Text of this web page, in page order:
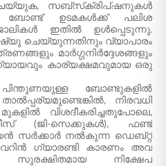
സബ്‌സ്‌ക്രിപ്‌ഷനുകൾ
ഉടമകൾക്ക് പലിശ
ഇതിൽ ഉൾപ്പെടുന്നു.
ചെയ്യുന്നതിനും വ്യാപാരം
മാർഗ്ഗനിർദ്ദേശങ്ങളും
കാര്യക്ഷമവുമായ ഒരു
ബോണ്ടുകളിൽ
നിരവധി
വിശദീകരിച്ചതുപോലെ,
(ജി-സെക്കുകൾ), ഫണ്ട്
സർക്കാർ നൽകുന്ന ഡെബ്റ്റ്
ഗ്യാരണ്ടി കാരണം അവ
നിക്ഷേപ